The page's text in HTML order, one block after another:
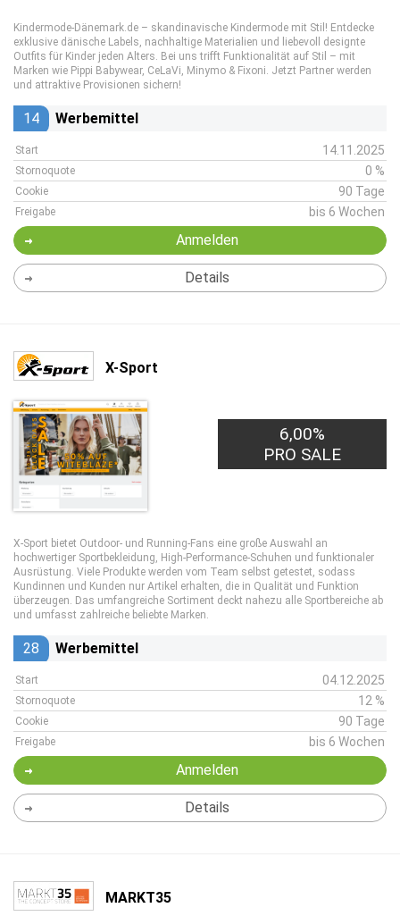
Kindermode-Dänemark.de – skandinavische Kindermode mit Stil! Entdecke
exklusive dänische Labels, nachhaltige Materialien und liebevoll designte
Outfits für Kinder jeden Alters. Bei uns trifft Funktionalität auf Stil – mit
Marken wie Pippi Babywear, CeLaVi, Minymo & Fixoni. Jetzt Partner werden
und attraktive Provisionen sichern!
14 Werbemittel
Start 14.11.2025
Stornoquote 0 %
Cookie 90 Tage
Freigabe bis 6 Wochen
Anmelden
Details
X-Sport
6,00%
PRO SALE
X-Sport bietet Outdoor- und Running-Fans eine große Auswahl an
hochwertiger Sportbekleidung, High-Performance-Schuhen und funktionaler
Ausrüstung. Viele Produkte werden vom Team selbst getestet, sodass
Kundinnen und Kunden nur Artikel erhalten, die in Qualität und Funktion
überzeugen. Das umfangreiche Sortiment deckt nahezu alle Sportbereiche ab
und umfasst zahlreiche beliebte Marken.
28 Werbemittel
Start 04.12.2025
Stornoquote 12 %
Cookie 90 Tage
Freigabe bis 6 Wochen
Anmelden
Details
MARKT35